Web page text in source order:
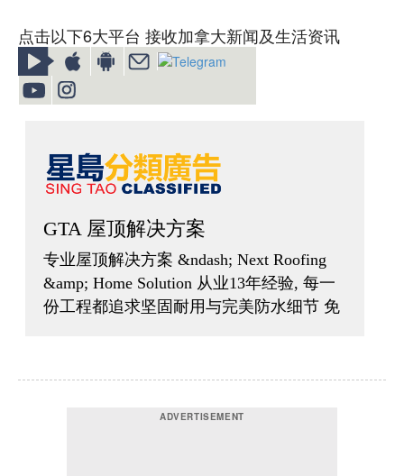
点击以下6大平台 接收加拿大新闻及生活资讯